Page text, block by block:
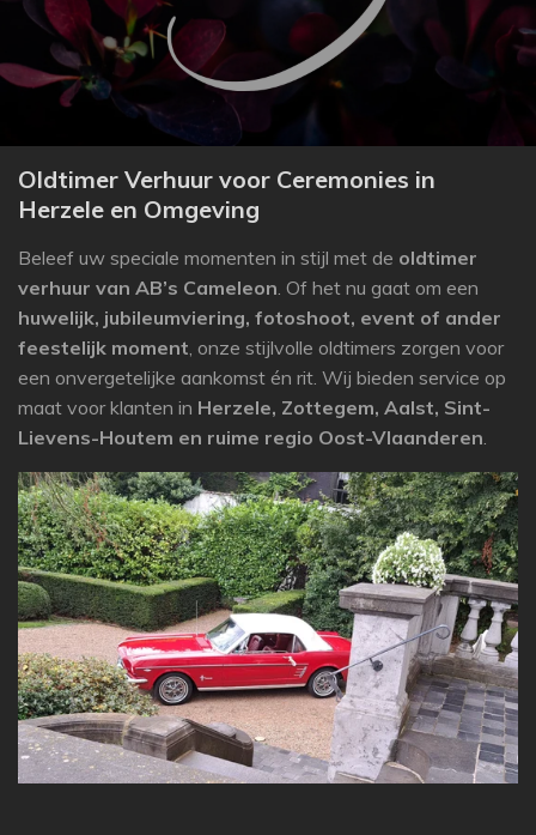
Oldtimer Verhuur voor Ceremonies in
Herzele en Omgeving
Beleef uw speciale momenten in stijl met de oldtimer
verhuur van AB’s Cameleon. Of het nu gaat om een
huwelijk, jubileumviering, fotoshoot, event of ander
feestelijk moment, onze stijlvolle oldtimers zorgen voor
een onvergetelijke aankomst én rit. Wij bieden service op
maat voor klanten in Herzele, Zottegem, Aalst, Sint-
Lievens-Houtem en ruime regio Oost-Vlaanderen.